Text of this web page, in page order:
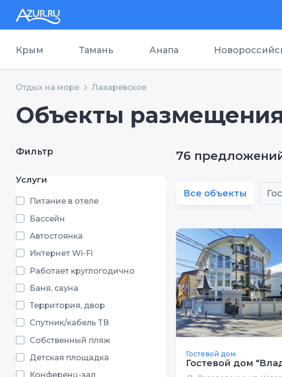
Крым Тамань Анапа
Отдых на море Лазаревское
Объекты
Фильтр
Услуги
Питание в отеле
Бассейн
Автостоянка
Интернет Wi-Fi
Работает круглогодично
Баня, сауна
Территория, двор
Спутник/кабель ТВ
Собственный пляж
Детская площадка
Конференц-зал
76
Все объекты
Гостевой дом
Гостевой дом